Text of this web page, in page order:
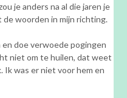
je anders na al die jaren je
de woorden in mijn richting.
doe verwoede pogingen
niet om te huilen, dat weet
Ik was er niet voor hem en